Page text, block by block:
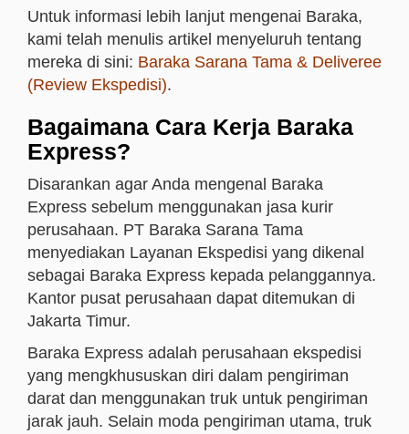
Untuk informasi lebih lanjut mengenai Baraka,
kami telah menulis artikel menyeluruh tentang
mereka di sini: Baraka Sarana Tama & Deliveree
(Review Ekspedisi).
Bagaimana Cara Kerja Baraka
Express?
Disarankan agar Anda mengenal Baraka
Express sebelum menggunakan jasa kurir
perusahaan. PT Baraka Sarana Tama
menyediakan Layanan Ekspedisi yang dikenal
sebagai Baraka Express kepada pelanggannya.
Kantor pusat perusahaan dapat ditemukan di
Jakarta Timur.
Baraka Express adalah perusahaan ekspedisi
yang mengkhususkan diri dalam pengiriman
darat dan menggunakan truk untuk pengiriman
jarak jauh. Selain moda pengiriman utama, truk